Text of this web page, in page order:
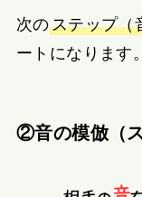
次のステップ（
ートになります。
②音の模倣（ス